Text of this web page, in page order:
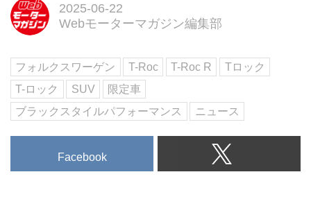
ブラックカラーの専用アイテムや
し、本日より全国のフォルクスワ
ーゲン正規販売店において販売を
開始することを発表した。
2025-06-22
Webモーターマガジン編集部
フォルクスワーゲン T-Roc T-Roc R
Tロック
T-ロック
SUV
限定車
ブラックスタイルパフォーマンス
ニュース
Facebook